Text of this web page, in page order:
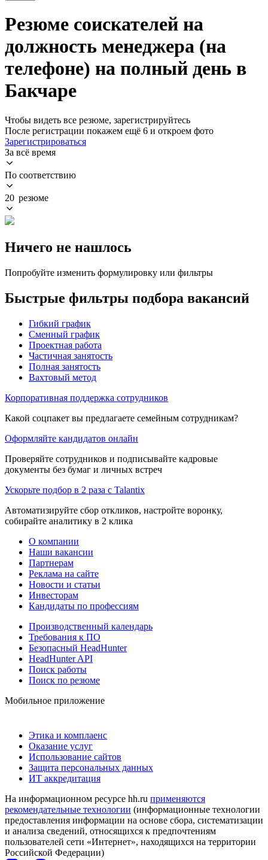
Резюме соискателей на
должность менеджера (на
телефоне) на полный день в
Бакчаре
Чтобы видеть все резюме, зарегистрируйтесь
После регистрации покажем ещё 6 и откроем фото
Зарегистрироваться
За всё время
По соответствию
20 резюме
Ничего не нашлось
Попробуйте изменить формулировку или фильтры
Быстрые фильтры подбора вакансий
Гибкий график
Сменный график
Проектная работа
Частичная занятость
Полная занятость
Вахтовый метод
Корпоративная поддержка сотрудников
Какой соцпакет вы предлагаете семейным сотрудникам?
Оформляйте кандидатов онлайн
Проверяйте сотрудников и подписывайте кадровые
документы без бумаг и личных встреч
Ускорьте подбор в 2 раза с Talantix
Автоматизируйте сбор откликов, настройте воронку,
собирайте аналитику в 2 клика
О компании
Наши вакансии
Партнерам
Реклама на сайте
Новости и статьи
Инвесторам
Кандидаты по профессиям
Производственный календарь
Требования к ПО
Безопасный HeadHunter
HeadHunter API
Поиск работы
Поиск по резюме
Мобильное приложение
Этика и комплаенс
Оказание услуг
Использование сайтов
Защита персональных данных
ИТ аккредитация
На информационном ресурсе hh.ru применяются
рекомендательные технологии (информационные технологии
предоставления информации на основе сбора, систематизации
и анализа сведений, относящихся к предпочтениям
пользователей сети «Интернет», находящихся на территории
Российской Федерации)